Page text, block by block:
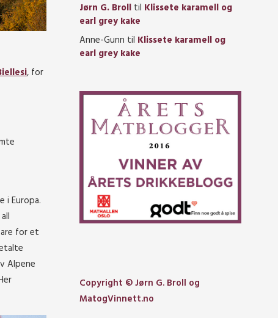
, for
i Europa.
for et
Alpene
Jørn G. Broll til Klissete karamell og
earl grey kake
Anne-Gunn til Klissete karamell og
earl grey kake
Copyright © Jørn G. Broll og
MatogVinnett.no